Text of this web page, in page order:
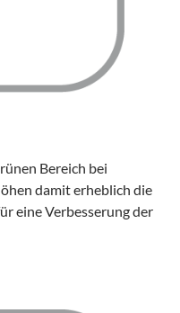
Bereich bei
damit erheblich die
eine Verbesserung der